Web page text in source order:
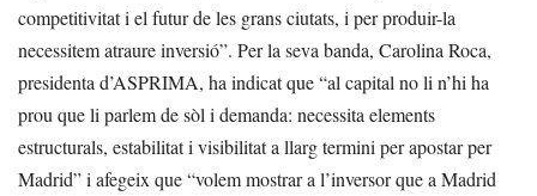
competitivitat i el futur de les grans ciutats, i per produir-la
necessitem atraure inversió”. Per la seva banda, Carolina Roca,
presidenta d’ASPRIMA, ha indicat que “al capital no li n’hi ha
prou que li parlem de sòl i demanda: necessita elements
estructurals, estabilitat i visibilitat a llarg termini per apostar per
Madrid” i afegeix que “volem mostrar a l’inversor que a Madrid